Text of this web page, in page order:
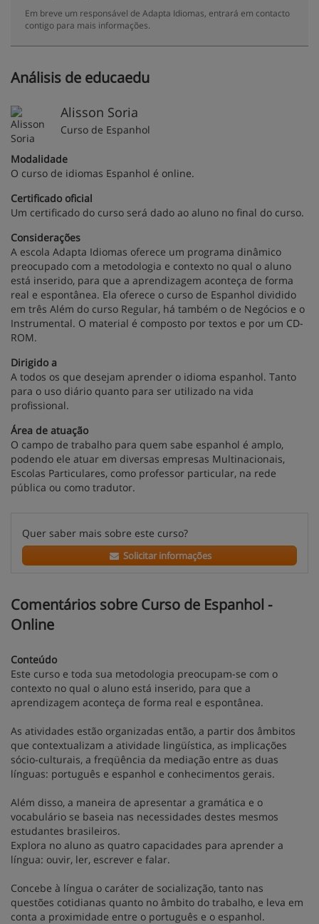
Em breve um responsável de Adapta Idiomas, entrará em contacto
contigo para mais informações.
Análisis de educaedu
Alisson Soria
Curso de Espanhol
Modalidade
O curso de idiomas Espanhol é online.
Certificado oficial
Um certificado do curso será dado ao aluno no final do curso.
Considerações
A escola Adapta Idiomas oferece um programa dinâmico
preocupado com a metodologia e contexto no qual o aluno
está inserido, para que a aprendizagem aconteça de forma
real e espontânea. Ela oferece o curso de Espanhol dividido
em três Além do curso Regular, há também o de Negócios e o
Instrumental. O material é composto por textos e por um CD-
ROM.
Dirigido a
A todos os que desejam aprender o idioma espanhol. Tanto
para o uso diário quanto para ser utilizado na vida
profissional.
Área de atuação
O campo de trabalho para quem sabe espanhol é amplo,
podendo ele atuar em diversas empresas Multinacionais,
Escolas Particulares, como professor particular, na rede
pública ou como tradutor.
Quer saber mais sobre este curso?
Solicitar informações
Comentários sobre Curso de Espanhol -
Online
Conteúdo
Este curso e toda sua metodologia preocupam-se com o
contexto no qual o aluno está inserido, para que a
aprendizagem aconteça de forma real e espontânea.
As atividades estão organizadas então, a partir dos âmbitos
que contextualizam a atividade lingüística, as implicações
sócio-culturais, a freqüência da mediação entre as duas
línguas: português e espanhol e conhecimentos gerais.
Além disso, a maneira de apresentar a gramática e o
vocabulário se baseia nas necessidades destes mesmos
estudantes brasileiros.
Explora no aluno as quatro capacidades para aprender a
língua: ouvir, ler, escrever e falar.
Concebe à língua o caráter de socialização, tanto nas
questões cotidianas quanto no âmbito do trabalho, e leva em
conta a proximidade entre o português e o espanhol.